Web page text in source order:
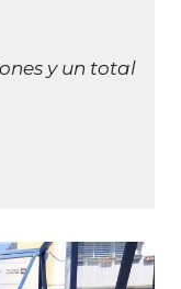
y un total